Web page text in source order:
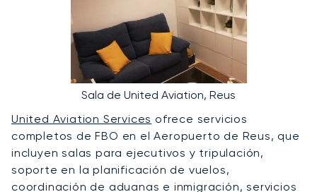
Sala de United Aviation, Reus
United Aviation Services ofrece servicios
completos de FBO en el Aeropuerto de Reus, que
incluyen salas para ejecutivos y tripulación,
soporte en la planificación de vuelos,
coordinación de aduanas e inmigración, servicios